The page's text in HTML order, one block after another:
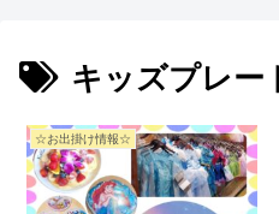
キッズプレー
☆お出掛け情報☆